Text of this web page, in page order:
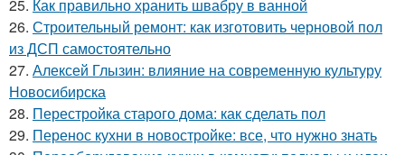
25. Как правильно хранить швабру в ванной
26. Строительный ремонт: как изготовить черновой пол
из ДСП самостоятельно
27. Алексей Глызин: влияние на современную культуру
Новосибирска
28. Перестройка старого дома: как сделать пол
29. Перенос кухни в новостройке: все, что нужно знать